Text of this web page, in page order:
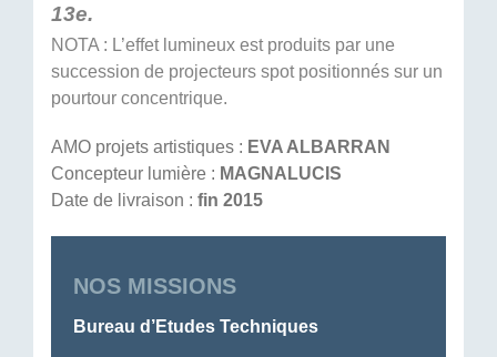
13e.
NOTA : L’effet lumineux est produits par une
succession de projecteurs spot positionnés sur un
pourtour concentrique.
AMO projets artistiques : EVA ALBARRAN
Concepteur lumière : MAGNALUCIS
Date de livraison : fin 2015
NOS MISSIONS
Bureau d’Etudes Techniques